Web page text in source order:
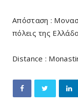
Απόσταση :
πόλεις της
Distance :